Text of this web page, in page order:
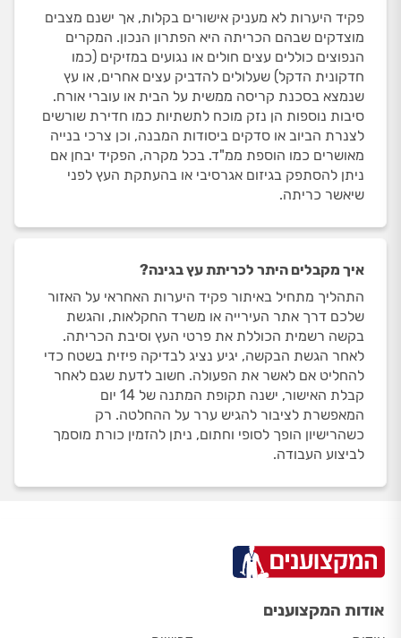
פקיד היערות לא מעניק אישורים בקלות, אך ישנם מצבים
מוצדקים שבהם הכריתה היא הפתרון הנכון. המקרים
הנפוצים כוללים עצים חולים או נגועים במזיקים (כמו
חדקונית הדקל) שעלולים להדביק עצים אחרים, או עץ
שנמצא בסכנת קריסה ממשית על הבית או עוברי אורח.
סיבות נוספות הן נזק מוכח לתשתיות כמו חדירת שורשים
לצנרת הביוב או סדקים ביסודות המבנה, וכן צרכי בנייה
מאושרים כמו הוספת ממ"ד. בכל מקרה, הפקיד יבחן אם
ניתן להסתפק בגיזום אגרסיבי או בהעתקת העץ לפני
שיאשר כריתה.
איך מקבלים היתר לכריתת עץ בגינה?
התהליך מתחיל באיתור פקיד היערות האחראי על האזור
שלכם דרך אתר העירייה או משרד החקלאות, והגשת
בקשה רשמית הכוללת את פרטי העץ וסיבת הכריתה.
לאחר הגשת הבקשה, יגיע נציג לבדיקה פיזית בשטח כדי
להחליט אם לאשר את הפעולה. חשוב לדעת שגם לאחר
קבלת האישור, ישנה תקופת המתנה של 14 יום
המאפשרת לציבור להגיש ערר על ההחלטה. רק
כשהרישיון הופך לסופי וחתום, ניתן להזמין כורת מוסמך
לביצוע העבודה.
אודות המקצוענים